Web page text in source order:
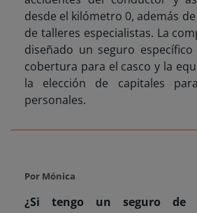
desde el kilómetro 0, además
de talleres especialistas. La
diseñado un seguro
cobertura para el casco y la
la elección de capitales
personales.
Por Mónica
¿Si tengo un seguro de